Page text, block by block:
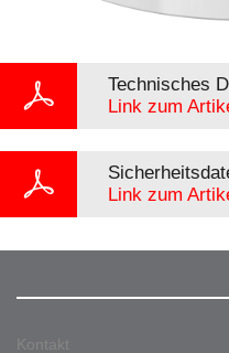
Technisches
Link zum
Link zum
Kontakt